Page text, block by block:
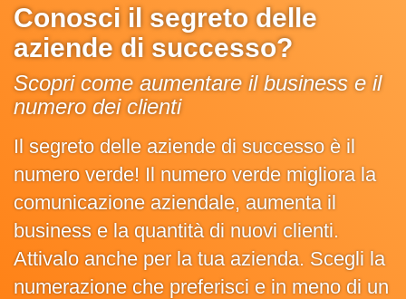
Conosci il segreto delle
aziende di successo?
Scopri come aumentare il business e il
numero dei clienti
Il segreto delle aziende di successo è il
numero verde! Il numero verde migliora la
comunicazione aziendale, aumenta il
business e la quantità di nuovi clienti.
Attivalo anche per la tua azienda. Scegli la
numerazione che preferisci e in meno di un